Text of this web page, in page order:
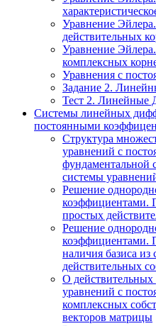
Уравнение
действительных
Уравнение
комплексных
Уравнения с
Задание 2.
Тест 2. Линейные
Системы линейных
постоянными
Структура
уравнений с
фундаментальной
системы
Решение
коэффициентами.
простых
Решение
коэффициентами.
наличия базиса
действительных
О
уравнений с
комплексных
векторов матрицы